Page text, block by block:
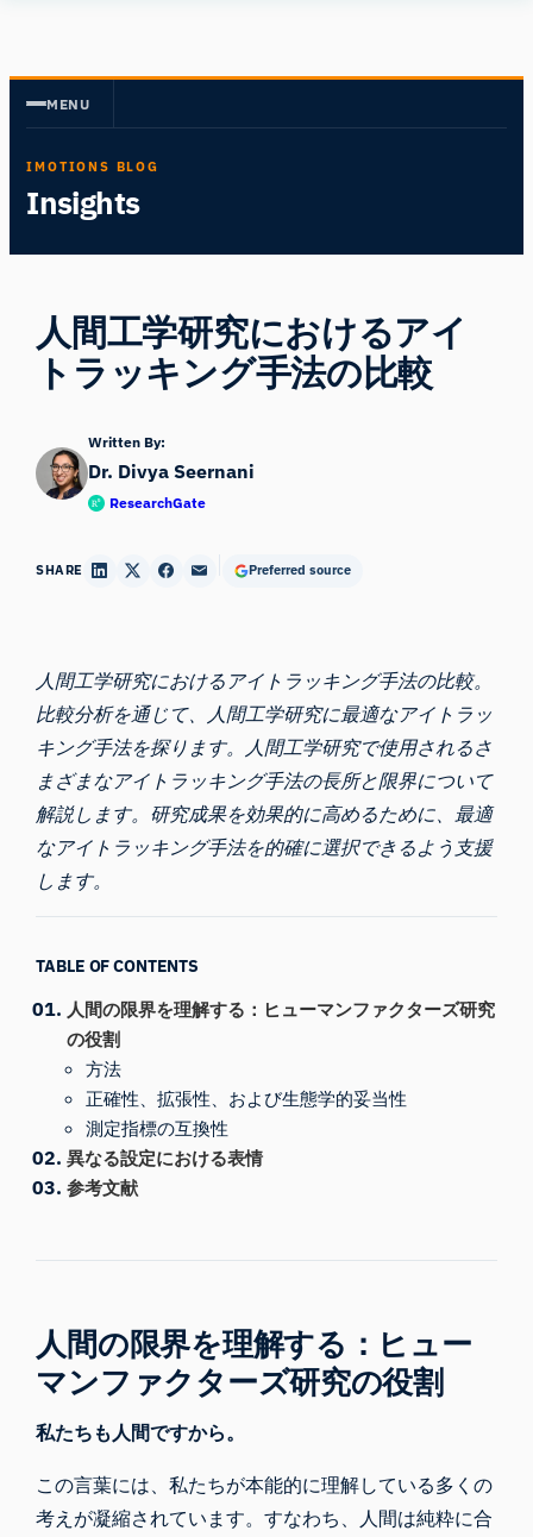
を
ス
ッ
MENU
IMOTIONS BLOG
Insights
人間工学研究におけるアイ
トラッキング手法の比較
Written By:
Dr. Divya Seernani
ResearchGate
SHARE Preferred source
人間工学研究におけるアイトラッキング手法の比較。
比較分析を通じて、人間工学研究に最適なアイトラッ
キング手法を探ります。人間工学研究で使用されるさ
まざまなアイトラッキング手法の長所と限界について
解説します。研究成果を効果的に高めるために、最適
なアイトラッキング手法を的確に選択できるよう支援
します。
TABLE OF CONTENTS
人間の限界を理解する：ヒューマンファクターズ研究
の役割
方法
正確性、拡張性、および生態学的妥当性
測定指標の互換性
異なる設定における表情
参考文献
人間の限界を理解する：ヒュー
マンファクターズ研究の役割
私たちも人間ですから。
この言葉には、私たちが本能的に理解している多くの
考えが凝縮されています。すなわち、人間は純粋に合